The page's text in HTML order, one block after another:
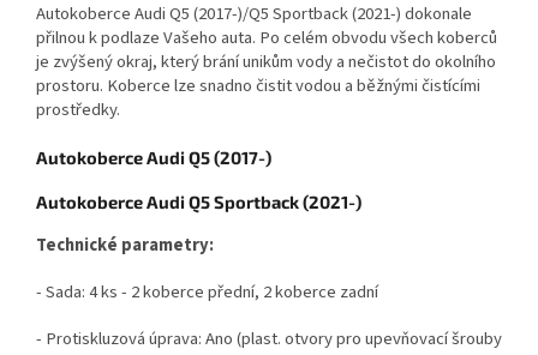
Autokoberce Audi Q5 (2017-)/Q5 Sportback (2021-) dokonale
přilnou k podlaze Vašeho auta. Po celém obvodu všech koberců
je zvýšený okraj, který brání unikům vody a nečistot do okolního
prostoru. Koberce lze snadno čistit vodou a běžnými čistícími
prostředky.
Autokoberce Audi Q5 (2017-)
Autokoberce Audi Q5 Sportback (2021-)
Technické parametry:
- Sada: 4 ks - 2 koberce přední, 2 koberce zadní
- Protiskluzová úprava: Ano (plast. otvory pro upevňovací šrouby